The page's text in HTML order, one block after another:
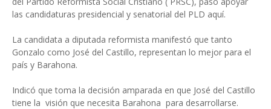
las candidaturas presidencial y senatorial del PLD aquí.
La candidata a diputada reformista manifestó que tanto
Gonzalo como José del Castillo, representan lo mejor para el
país y Barahona.
Indicó que toma la decisión amparada en que José del Castillo
tiene la visión que necesita Barahona para desarrollarse.